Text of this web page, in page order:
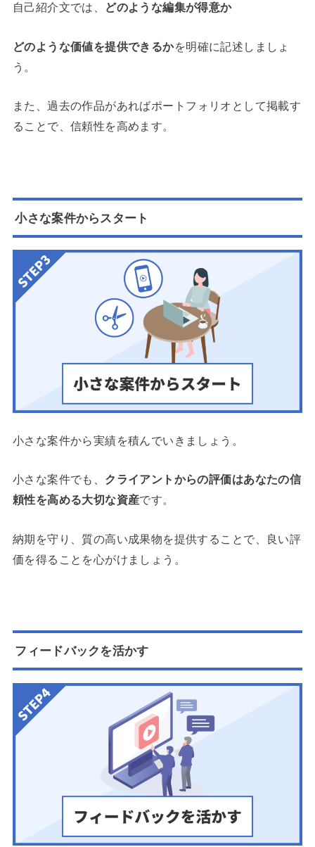
自己紹介文では、 どのような編集が得意か
どのような価値を提供できるかを明確に記述しましょ
う。
また、過去の作品があればポートフォリオ として掲載す
ることで、信頼性を高めます。
小さな案件からスタート
小さな案件から実績を積んでいきましょう。
小さな案件でも、 クライアントからの評価はあなたの信
頼性を高める大切な資産です。
納期を守り、質の高い成果物を提供することで、良い評
価を得ることを心がけましょう。
フィードバックを活かす